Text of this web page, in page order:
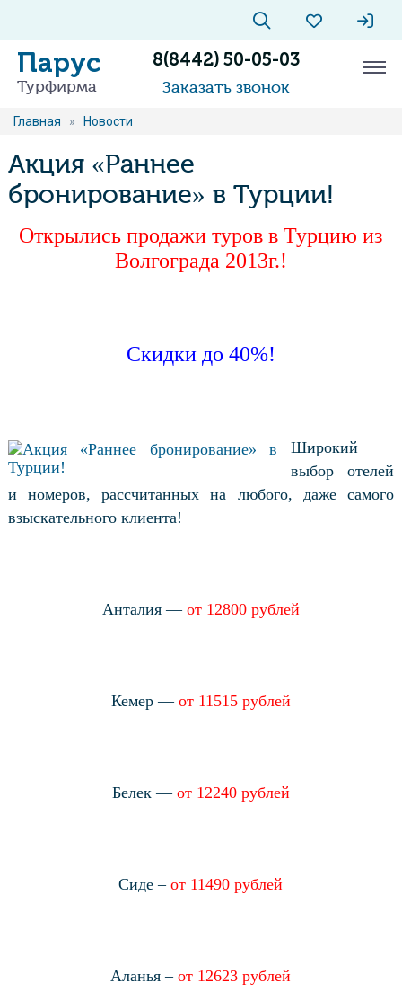
Парус
Турфирма
8(8442) 50-05-03
Заказать звонок
Главная » Новости
Акция «Раннее
бронирование» в Турции!
Открылись продажи туров в Турцию из
Волгограда 2013г.!
Скидки до 40%!
Широкий
выбор отелей
и номеров, рассчитанных на любого, даже самого
взыскательного клиента!
Анталия — от 12800 рублей
Кемер — от 11515 рублей
Белек — от 12240 рублей
Сиде –от 11490 рублей
Аланья –от 12623 рублей